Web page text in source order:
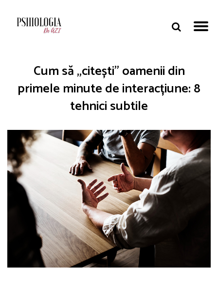
Cum să „citești” oamenii din
primele minute de interacțiune: 8
tehnici subtile